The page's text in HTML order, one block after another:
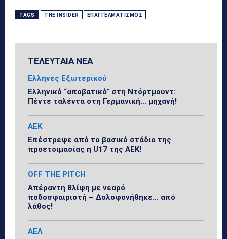
TAGS THE INSIDER ΕΠΑΓΓΕΛΜΑΤΙΣΜΌΣ
ΤΕΛΕΥΤΑΙΑ ΝΕΑ
Ελληνες Εξωτερικού
Ελληνικό “αποβατικό” στη Ντόρτμουντ:
Πέντε ταλέντα στη Γερμανική… μηχανή!
ΑΕΚ
Επέστρεψε από το βασικό στάδιο της
προετοιμασίας η U17 της ΑΕΚ!
OFF THE PITCH
Απέραντη θλίψη με νεαρό
ποδοσφαιριστή – Δολοφονήθηκε… από
λάθος!
ΑΕΛ